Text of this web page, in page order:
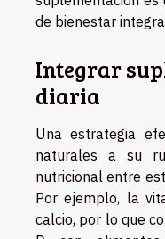
de bienestar
Integrar
diaria
Una estrategia
naturales a su
nutricional entre
Por ejemplo, la
calcio, por lo que